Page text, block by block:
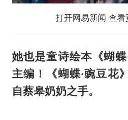
打开网易新闻 查看
她也是童诗绘本《蝴
主编！《蝴蝶·豌豆花
自蔡皋奶奶之手。